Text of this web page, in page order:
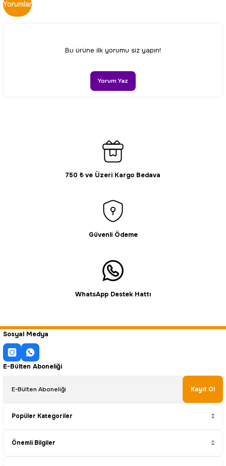
konularda yetersiz gördüğünüz noktaları öneri formunu
kullanarak tarafımıza iletebilirsiniz.
Ürün resmi kalitesiz, bozuk veya görüntülenemiyor.
Ürün bilgilerinde hatalar bulunuyor.
Gönder
Yorumlar
Bu ürüne ilk yorumu siz yapın!
Yorum Yaz
750 ₺ ve Üzeri Kargo Bedava
Güvenli Ödeme
WhatsApp Destek Hattı
Sosyal Medya
E-Bülten Aboneliği
Kayıt Ol
Popüler Kategoriler
Önemli Bilgiler